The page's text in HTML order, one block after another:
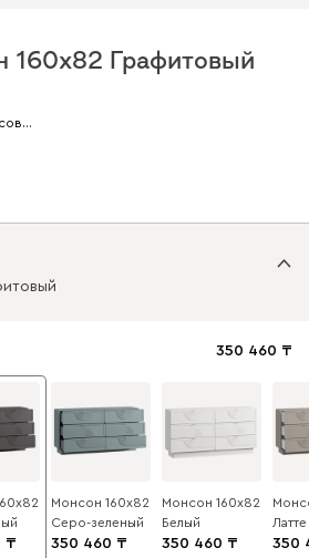
160x82 Графитовый
350 460
Монсон 160x82
Серо-зеленый
350 460
Монсон 160x82
Белый
350 460
Латте
350